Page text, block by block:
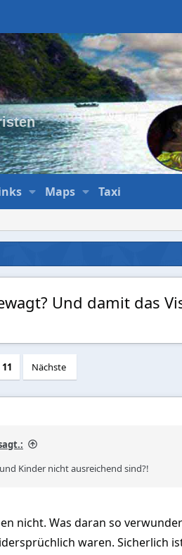
Maps Taxi
Und damit das
11 Nächste
Kinder nicht ausreichend sind?!
nicht. Was daran so
waren. Sicherlich